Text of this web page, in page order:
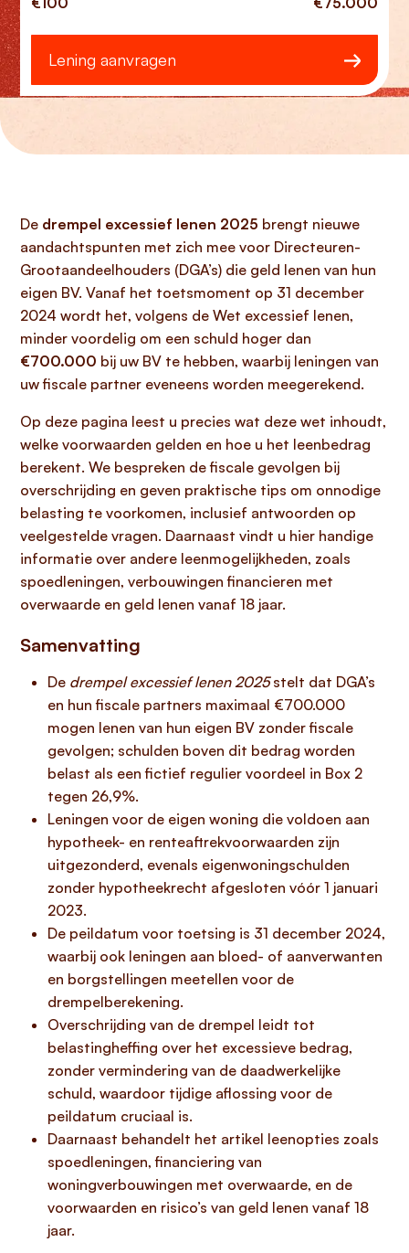
Lening aanvragen
De drempel excessief lenen 2025 brengt nieuwe
aandachtspunten met zich mee voor Directeuren-
Grootaandeelhouders (DGA’s) die geld lenen van hun
eigen BV. Vanaf het toetsmoment op 31 december
2024 wordt het, volgens de Wet excessief lenen,
minder voordelig om een schuld hoger dan
€700.000 bij uw BV te hebben, waarbij leningen van
uw fiscale partner eveneens worden meegerekend.
Op deze pagina leest u precies wat deze wet inhoudt,
welke voorwaarden gelden en hoe u het leenbedrag
berekent. We bespreken de fiscale gevolgen bij
overschrijding en geven praktische tips om onnodige
belasting te voorkomen, inclusief antwoorden op
veelgestelde vragen. Daarnaast vindt u hier handige
informatie over andere leenmogelijkheden, zoals
spoedleningen, verbouwingen financieren met
overwaarde en geld lenen vanaf 18 jaar.
Samenvatting
De drempel excessief lenen 2025stelt dat DGA’s
en hun fiscale partners maximaal €700.000
mogen lenen van hun eigen BV zonder fiscale
gevolgen; schulden boven dit bedrag worden
belast als een fictief regulier voordeel in Box 2
tegen 26,9%.
Leningen voor de eigen woning die voldoen aan
hypotheek- en renteaftrekvoorwaarden zijn
uitgezonderd, evenals eigenwoningschulden
zonder hypotheekrecht afgesloten vóór 1 januari
2023.
De peildatum voor toetsing is 31 december 2024,
waarbij ook leningen aan bloed- of aanverwanten
en borgstellingen meetellen voor de
drempelberekening.
Overschrijding van de drempel leidt tot
belastingheffing over het excessieve bedrag,
zonder vermindering van de daadwerkelijke
schuld, waardoor tijdige aflossing voor de
peildatum cruciaal is.
Daarnaast behandelt het artikel leenopties zoals
spoedleningen, financiering van
woningverbouwingen met overwaarde, en de
voorwaarden en risico’s van geld lenen vanaf 18
jaar.